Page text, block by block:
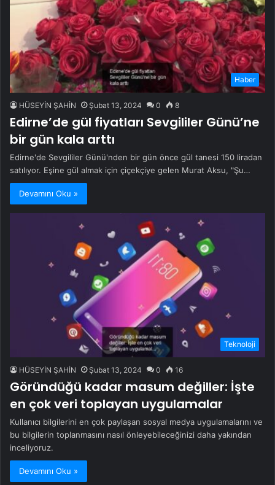
Haber
HÜSEYİN ŞAHİN Şubat 13, 2024 0 8
Edirne’de gül fiyatları Sevgililer Günü’ne
bir gün kala arttı
Edirne'de Sevgililer Günü'nden bir gün önce gül tanesi 150 liradan
satılıyor. Eşine gül almak için çiçekçiye gelen Murat Aksu, "Şu…
Devamını Oku »
Teknoloji
HÜSEYİN ŞAHİN Şubat 13, 2024 0 16
Göründüğü kadar masum değiller: İşte
en çok veri toplayan uygulamalar
Kullanıcı bilgilerini en çok paylaşan sosyal medya uygulamalarını ve
bu bilgilerin toplanmasını nasıl önleyebileceğinizi daha yakından
inceliyoruz.
Devamını Oku »